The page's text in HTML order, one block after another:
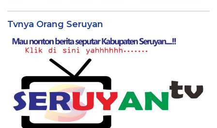
Tvnya Orang Seruyan